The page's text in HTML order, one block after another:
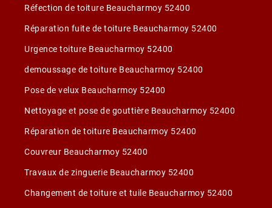
Réfection de toiture Beaucharmoy 52400
Réparation fuite de toiture Beaucharmoy 52400
Urgence toiture Beaucharmoy 52400
demoussage de toiture Beaucharmoy 52400
Pose de velux Beaucharmoy 52400
Nettoyage et pose de gouttière Beaucharmoy 52400
Réparation de toiture Beaucharmoy 52400
Couvreur Beaucharmoy 52400
Travaux de zinguerie Beaucharmoy 52400
Changement de toiture et tuile Beaucharmoy 52400